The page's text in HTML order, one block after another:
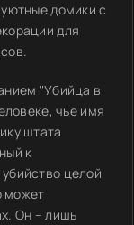
домики с
для
"Убийца в
чье имя
штата
к
целой
может
Он – лишь